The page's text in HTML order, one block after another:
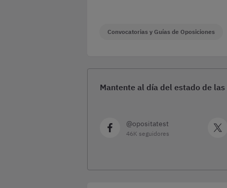
Convocatorias y Guías de Oposiciones
Mantente al día del estado de las
@opositatest
46K seguidores